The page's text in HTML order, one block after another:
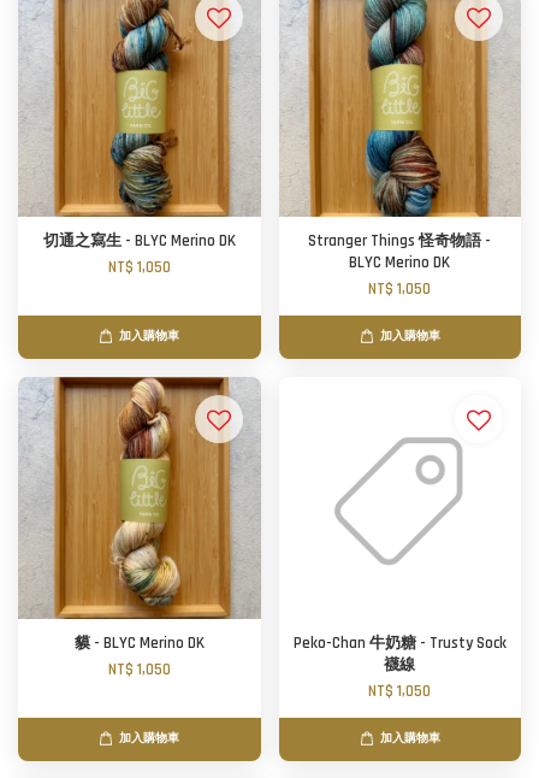
切通之寫生 - BLYC Merino DK
NT$ 1,050
加入購物車
Stranger Things 怪奇物語 -
BLYC Merino DK
NT$ 1,050
加入購物車
貘 - BLYC Merino DK
NT$ 1,050
加入購物車
Peko-Chan 牛奶糖 - Trusty Sock
襪線
NT$ 1,050
加入購物車